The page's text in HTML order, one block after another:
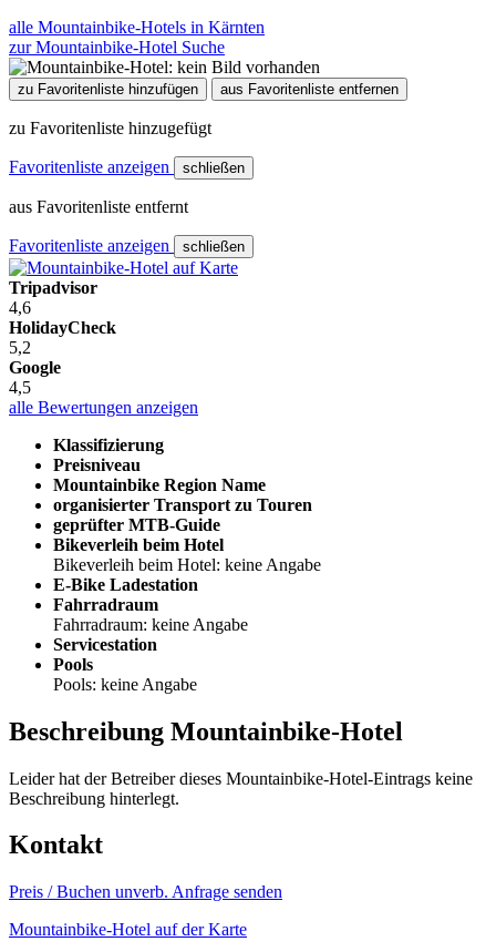
alle Mountainbike-Hotels in Kärnten
zur Mountainbike-Hotel Suche
zu Favoritenliste hinzufügen aus Favoritenliste entfernen
zu Favoritenliste hinzugefügt
Favoritenliste anzeigen schließen
aus Favoritenliste entfernt
Favoritenliste anzeigen schließen
Tripadvisor
4,6
HolidayCheck
5,2
Google
4,5
alle Bewertungen anzeigen
Klassifizierung
Preisniveau
Mountainbike Region Name
organisierter Transport zu Touren
geprüfter MTB-Guide
Bikeverleih beim Hotel
Bikeverleih beim Hotel: keine Angabe
E-Bike Ladestation
Fahrradraum
Fahrradraum: keine Angabe
Servicestation
Pools
Pools: keine Angabe
Beschreibung Mountainbike-Hotel
Leider hat der Betreiber dieses Mountainbike-Hotel-Eintrags keine
Beschreibung hinterlegt.
Kontakt
Preis / Buchen unverb. Anfrage senden
Mountainbike-Hotel auf der Karte